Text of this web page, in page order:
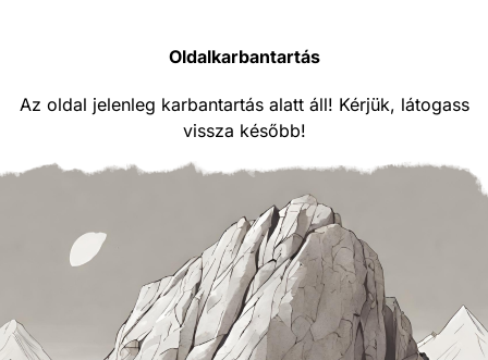
Oldalkarbantartás
Az oldal jelenleg karbantartás alatt áll! Kérjük, látogass
vissza később!